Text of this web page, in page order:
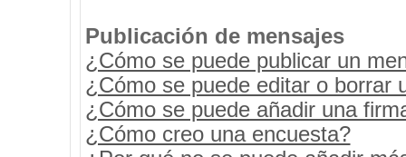
Publicación de mensajes
¿Cómo se puede publicar un
¿Cómo se puede editar o borrar
¿Cómo se puede añadir una
¿Cómo creo una encuesta?